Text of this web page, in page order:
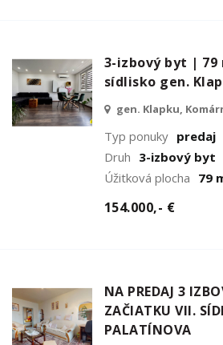
3-izbový byt | 79
sídlisko gen.
gen. Klapku,
Typ ponuky predaj
Druh 3-izbový byt
Úžitková plocha 79
154.000,- €
NA PREDAJ 3
ZAČIATKU VII.
PALATÍNOVA